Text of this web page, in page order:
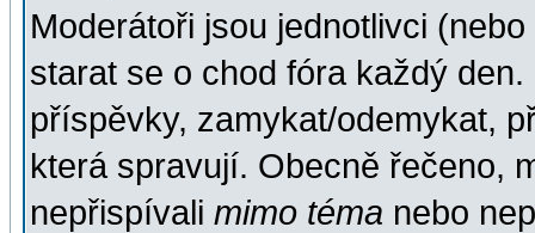
Moderátoři jsou jednotlivci
starat se o chod fóra každý
příspěvky, zamykat/odemykat,
která spravují. Obecně řečeno,
nepřispívali mimo téma nebo